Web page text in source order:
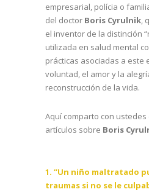
empresarial, polícia o
del doctor Boris Cyrulnik,
el inventor de la distinción
utilizada en salud mental
prácticas asociadas a este
voluntad, el amor y la
reconstrucción de la vida.
Aquí comparto con
artículos sobre Boris
1. “Un niño maltratado
traumas si no se le